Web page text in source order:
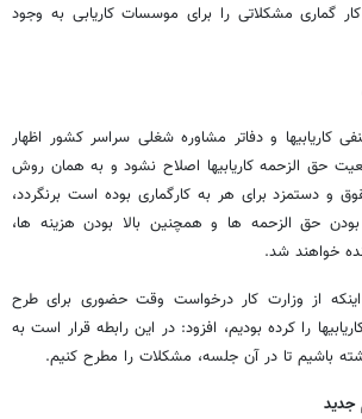
گماری مشکلاتی را برای موسسات کاریابی به وجود
کاریابیها و دفاتر مشاوره شغلی سراسر کشور اظهار
حق الزحمه کاریابیها اصلاح نشود و به همان روش
و دستمزد برای هر به کارگماری بوده است برنگردد،
حق الزحمه ها و همچنین بالا بودن هزینه ها،
خواهند شد.
از وزارت کار درخواست وقت حضوری برای طرح
را کرده بودیم، افزود: در این رابطه قرار است به
باشیم تا در آن جلسه، مشکلات را مطرح کنیم.